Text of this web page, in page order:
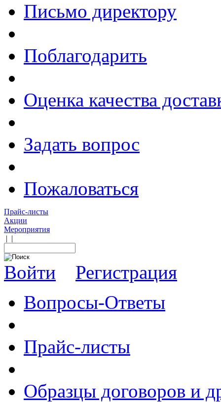
Письмо директору
Поблагодарить
Оценка качества
Задать вопрос
Пожаловаться
Прайс-листы
Акции
Мероприятия
| |
Войти
Регистрация
Вопросы-Ответы
Прайс-листы
Образцы договоров и